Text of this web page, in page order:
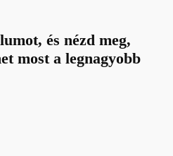
és nézd meg,
most a legnagyobb